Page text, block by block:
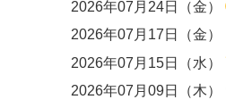
2026年07月24日（金）
2026年07月17日（金）
2026年07月15日（水）
2026年07月09日（木）